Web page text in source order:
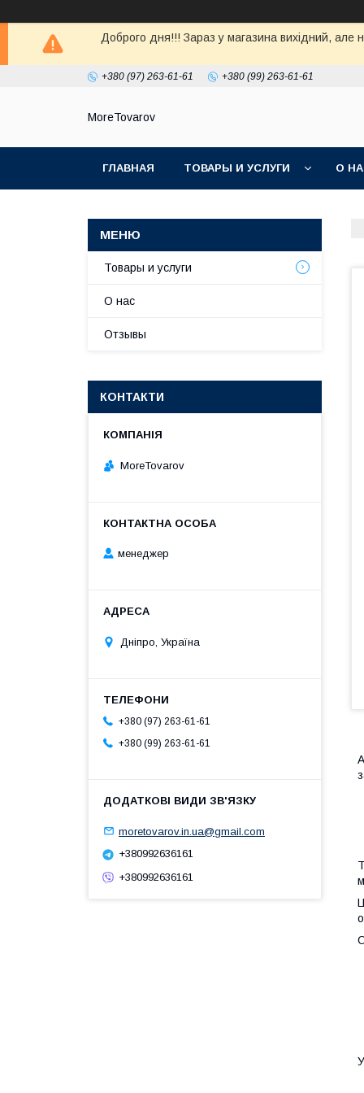
Доброго дня!!! Зараз у магазина вихiдний, але
+380 (97) 263-61-61 +380 (99) 263-61-61
MoreTovarov
ГЛАВНАЯ ТОВАРЫ И УСЛУГИ О
Товары и услуги
О нас
Отзывы
КОНТАКТИ
MoreTovarov
менеджер
Дніпро, Україна
+380 (97) 263-61-61
+380 (99) 263-61-61
moretovarov.in.ua@gmail.com
+380992636161
+380992636161